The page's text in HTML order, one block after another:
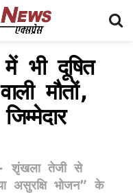
भी दूषित
मौतों,
शृंखला तेजी से
असुरक्षि भोजन” के